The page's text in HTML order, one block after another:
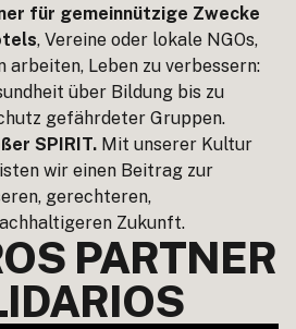
für gemeinnützige Zwecke
, Vereine oder lokale NGOs,
arbeiten, Leben zu verbessern:
über Bildung bis zu
gefährdeter Gruppen.
SPIRIT. Mit unserer Kultur
wir einen Beitrag zur
gerechteren,
Zukunft.
PARTNER